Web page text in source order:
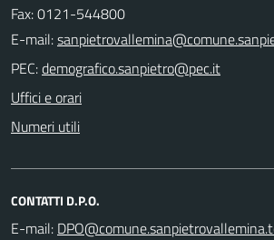
Fax: 0121-544800
E-mail:
PEC:
Uffici e orari
Numeri utili
CONTATTI D.P.O.
E-mail: